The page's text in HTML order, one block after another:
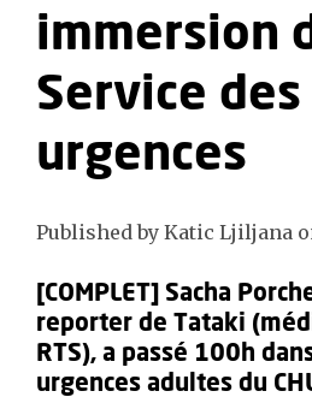
immersion
Service des
urgences
Published by Katic Ljiljana
[COMPLET] Sacha
reporter de Tataki
RTS), a passé 100h
urgences adultes du